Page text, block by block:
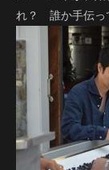
れ？ 誰か手伝っ